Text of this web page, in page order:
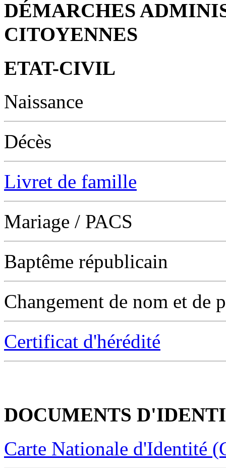
DÉMARCHES
CITOYENNES
ETAT-CIVIL
Naissance
Décès
Livret de famille
Mariage / PACS
Baptême républicain
Changement de nom et de
Certificat d'hérédité
DOCUMENTS
Carte Nationale d'Identité